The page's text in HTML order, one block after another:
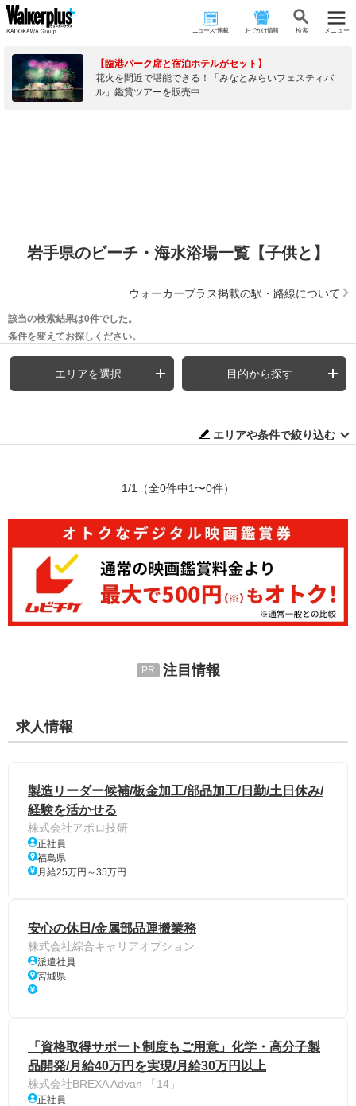
ニュース･連載 おでかけ情報 検 索 メニュー
【臨港パーク席と宿泊ホテルがセット】
花火を間近で堪能できる！「みなとみらいフェスティバ
ル」鑑賞ツアーを販売中
岩手県のビーチ・海水浴場一覧【子供と】
ウォーカープラス掲載の駅・路線について
該当の検索結果は0件でした。
条件を変えてお探しください。
エリアを選択 目的から探す
エリアや条件で絞り込む
1/1 （全0件中1〜0件）
注目情報
求人情報
製造リーダー候補/板金加工/部品加工/日勤/土日休み/
経験を活かせる
株式会社アポロ技研
正社員
福島県
月給25万円～35万円
安心の休日/金属部品運搬業務
株式会社綜合キャリアオプション
派遣社員
宮城県
「資格取得サポート制度もご用意」化学・高分子製
品開発/月給40万円を実現/月給30万円以上
株式会社BREXA Advan 「14」
正社員